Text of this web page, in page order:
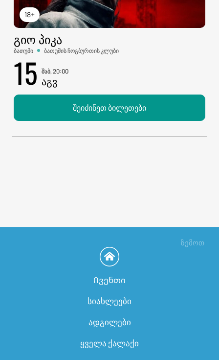
18+
ᲒᲘᲝ ᲞᲘᲙᲐ
ბათუმი ბათუმის ჩოგბურთის კლუბი
15 შაბ, 20:00
ᲐᲒᲕ
შეიძინეთ ბილეთები
ზემოთ
Ივენთი
სიახლეები
ადგილები
ყველა ქალაქი